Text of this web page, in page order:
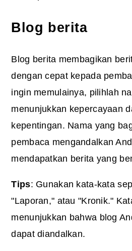
Blog berita
Blog berita membagikan
dengan cepat kepada
ingin memulainya, pilihlah
menunjukkan kepercayaan
kepentingan. Nama yang
pembaca mengandalkan
mendapatkan berita yang
Tips: Gunakan kata-kata
"Laporan," atau "Kronik."
menunjukkan bahwa blog
dapat diandalkan.